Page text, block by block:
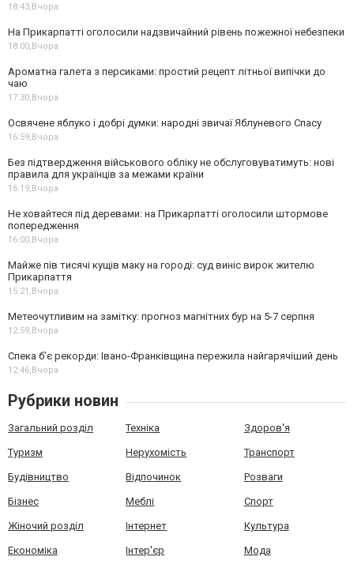
18:43, Вчора
На Прикарпатті оголосили надзвичайний рівень пожежної небезпеки
18:00, Вчора
Ароматна галета з персиками: простий рецепт літньої випічки до
чаю
17:30, Вчора
Освячене яблуко і добрі думки: народні звичаї Яблуневого Спасу
16:59, Вчора
Без підтвердження військового обліку не обслуговуватимуть: нові
правила для українців за межами країни
16:19, Вчора
Не ховайтеся під деревами: на Прикарпатті оголосили штормове
попередження
16:00, Вчора
Майже пів тисячі кущів маку на городі: суд виніс вирок жителю
Прикарпаття
15:21, Вчора
Метеочутливим на замітку: прогноз магнітних бур на 5-7 серпня
12:59, Вчора
Спека б’є рекорди: Івано-Франківщина пережила найгарячіший день
12:46, Вчора
Рубрики новин
Загальний розділ Техніка Здоров'я
Туризм Нерухомість Транспорт
Будівництво Відпочинок Розваги
Бізнес Меблі Спорт
Жіночий розділ Інтернет Культура
Економіка Інтер'єр Мода